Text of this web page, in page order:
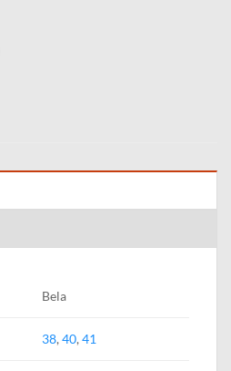
Bela
38,40,41